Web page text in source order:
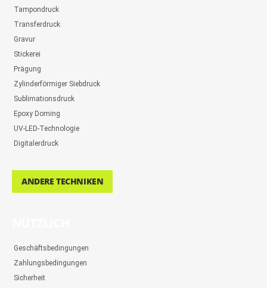
Tampondruck
Transferdruck
Gravur
Stickerei
Prägung
Zylinderförmiger Siebdruck
Sublimationsdruck
Epoxy Doming
UV-LED-Technologie
Digitalerdruck
ANDERE TECHNIKEN
Geschäftsbedingungen
Zahlungsbedingungen
Sicherheit